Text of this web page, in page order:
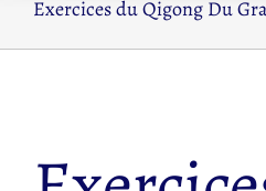
Exercices du Qigong Du